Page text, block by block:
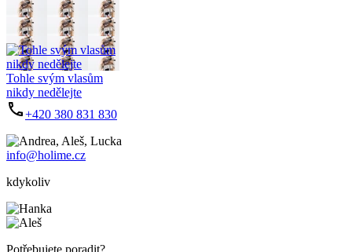
Nemaskujte vlasy pod
čepicí, stačí vhodná
péče
Tohle svým vlasům
nikdy nedělejte
+420 380 831 830
info@holime.cz
kdykoliv